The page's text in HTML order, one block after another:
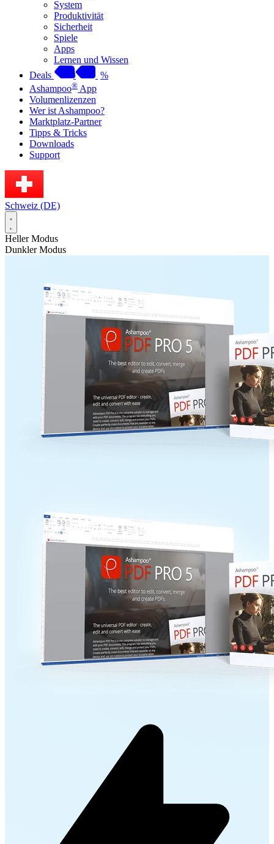
System
Produktivität
Sicherheit
Spiele
Apps
Lernen und Wissen
Deals
%
Ashampoo® App
Volumenlizenzen
Wer ist Ashampoo?
Marktplatz-Partner
Tipps & Tricks
Downloads
Support
Schweiz (DE)
Heller Modus
Dunkler Modus